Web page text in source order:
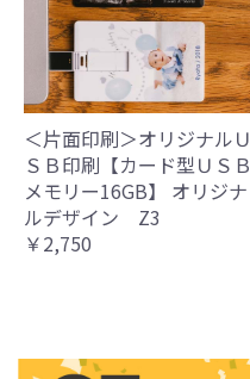
＜片面印刷＞オリジナルＵ
ＳＢ印刷【カード型ＵＳＢ
メモリー16GB】 オリジナ
ルデザイン Z3
￥2,750